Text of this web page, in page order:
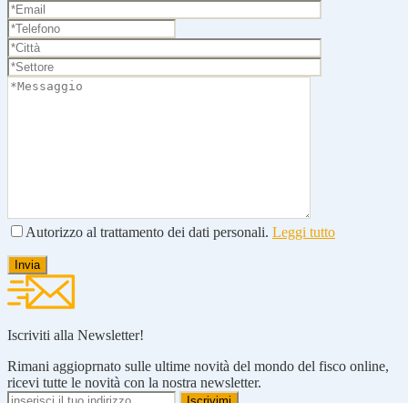
Autorizzo al trattamento dei dati personali. Leggi tutto
Iscriviti alla Newsletter!
Rimani aggioprnato sulle ultime novità del mondo del fisco online,
ricevi tutte le novità con la nostra newsletter.